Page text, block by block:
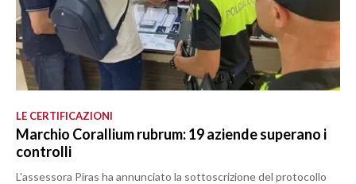
LE CERTIFICAZIONI
Marchio Corallium rubrum: 19 aziende superano i
controlli
L'assessora Piras ha annunciato la sottoscrizione del protocollo